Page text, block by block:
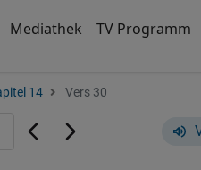
Mediathek TV Programm
14 Vers 30